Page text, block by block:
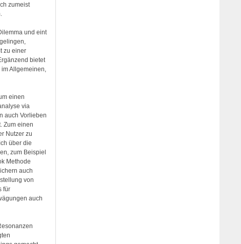
zumeist
und eint
zu einer
bietet
Allgemeinen,
einen
via
auch Vorlieben
Zum einen
Nutzer zu
über die
zum Beispiel
Methode
auch
von
für
auch